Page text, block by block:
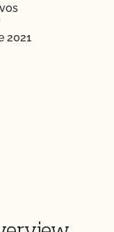
2021